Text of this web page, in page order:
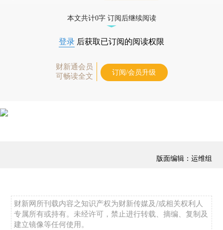
本文共计0字 订阅后继续阅读
登录 后获取已订阅的阅读权限
财新通会员
可畅读全文
订阅/会员升级
版面编辑：运维组
财新网所刊载内容之知识产权为财新传媒及/或相关权利人
专属所有或持有。未经许可，禁止进行转载、摘编、复制及
建立镜像等任何使用。